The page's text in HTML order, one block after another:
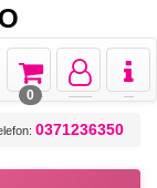
Toggle
Toggle
navigation
Toggle
navigation
0
0371236350